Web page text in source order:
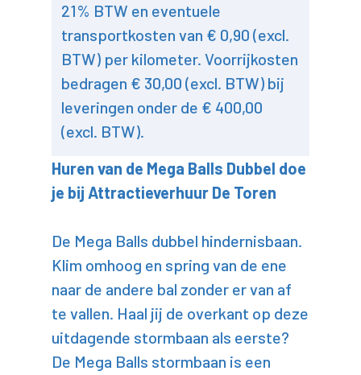
21% BTW en eventuele
transportkosten van € 0,90 (excl.
BTW) per kilometer. Voorrijkosten
bedragen € 30,00 (excl. BTW) bij
leveringen onder de € 400,00
(excl. BTW).
Huren van de Mega Balls Dubbel doe
je bij Attractieverhuur De Toren
De Mega Balls dubbel hindernisbaan.
Klim omhoog en spring van de ene
naar de andere bal zonder er van af
te vallen. Haal jij de overkant op deze
uitdagende stormbaan als eerste?
De Mega Balls stormbaan is een